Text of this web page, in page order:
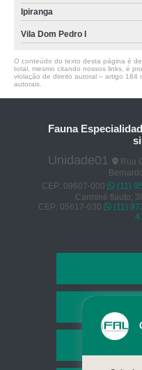
Ipiranga
Vila Dom Pedro I
O conteúdo do texto desta página é
total, mesmo citando nossos links, é
violação de direito autoral – artigo 184
autorais
Fauna
Unidade01
Rua
CEP: 09607-000
(11)
Carminé flauto,
CEP: 05617-030
(11)